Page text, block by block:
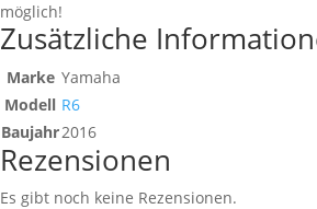
möglich!
Zusätzliche
Marke Yamaha
Modell R6
Baujahr2016
Rezensionen
Es gibt noch keine Rezensionen.